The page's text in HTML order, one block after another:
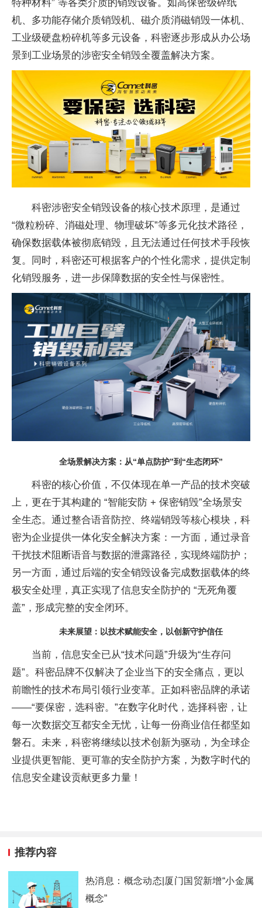
特种材料” 等各类介质的销毁设备。如高保密级碎纸
机、多功能存储介质销毁机、磁介质消磁销毁一体机、
工业级硬盘粉碎机等多元设备，科密逐步形成从办公场
景到工业场景的涉密安全销毁全覆盖解决方案。
科密涉密安全销毁设备的核心技术原理，是通过
“微粒粉碎、消磁处理、物理破坏”等多元化技术路径，
确保数据载体被彻底销毁，且无法通过任何技术手段恢
复。同时，科密还可根据客户的个性化需求，提供定制
化销毁服务，进一步保障数据的安全性与保密性。
全场景解决方案：从“单点防护”到“生态闭环”
科密的核心价值，不仅体现在单一产品的技术突破
上，更在于其构建的 “智能安防 + 保密销毁”全场景安
全生态。通过整合语音防控、终端销毁等核心模块，科
密为企业提供一体化安全解决方案：一方面，通过录音
干扰技术阻断语音与数据的泄露路径，实现终端防护；
另一方面，通过后端的安全销毁设备完成数据载体的终
极安全处理，真正实现了信息安全防护的 “无死角覆
盖”，形成完整的安全闭环。
未来展望：以技术赋能安全，以创新守护信任
当前，信息安全已从“技术问题”升级为“生存问
题”。科密品牌不仅解决了企业当下的安全痛点，更以
前瞻性的技术布局引领行业变革。正如科密品牌的承诺
——“要保密，选科密。”在数字化时代，选择科密，让
每一次数据交互都安全无忧，让每一份商业信任都坚如
磐石。未来，科密将继续以技术创新为驱动，为全球企
业提供更智能、更可靠的安全防护方案，为数字时代的
信息安全建设贡献更多力量！
推荐内容
热消息：概念动态|厦门国贸新增“小金属
概念”